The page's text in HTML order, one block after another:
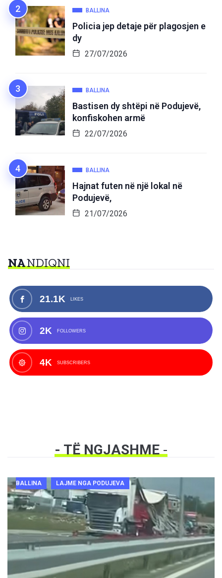
BALLINA
Policia jep detaje për plagosjen e
dy
27/07/2026
BALLINA
Bastisen dy shtëpi në Podujevë,
konfiskohen armë
22/07/2026
BALLINA
Hajnat futen në një lokal në
Podujevë,
21/07/2026
NANDIQNI
21.1K LIKES
2K FOLLOWERS
4K SUBSCRIBERS
- TË NGJASHME-
BALLINA LAJME NGA PODUJEVA